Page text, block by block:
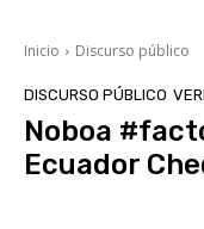
Inicio Discurso público
DISCURSO PÚBLICO
Noboa
Ecuador